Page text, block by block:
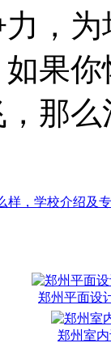
，
果
那
样，学校介绍及
郑州平面设
郑州室